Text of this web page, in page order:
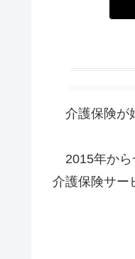
介護保険が
2015年から
介護保険サー